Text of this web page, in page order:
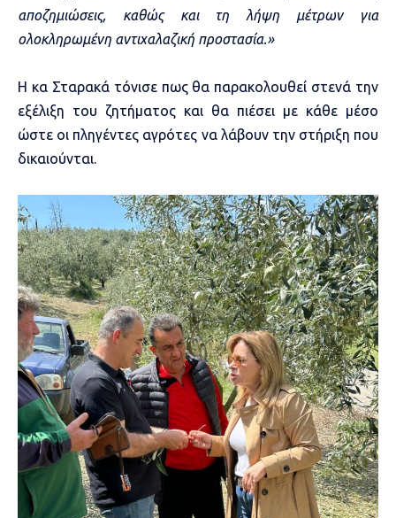
αποζημιώσεις, καθώς και τη λήψη μέτρων για
ολοκληρωμένη αντιχαλαζική προστασία.»
Η κα Σταρακά τόνισε πως θα παρακολουθεί στενά την
εξέλιξη του ζητήματος και θα πιέσει με κάθε μέσο
ώστε οι πληγέντες αγρότες να λάβουν την στήριξη που
δικαιούνται.